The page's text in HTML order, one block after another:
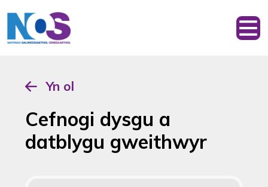
Yn ol
Cefnogi dysgu a
datblygu gweithwyr